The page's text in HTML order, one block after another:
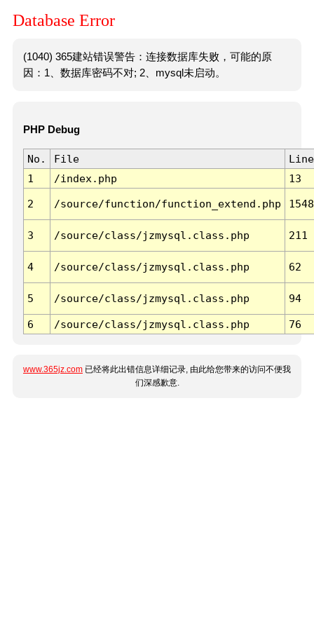
Database Error
(1040) 365建站错误警告：连接数据库失败，可能的原
因：1、数据库密码不对; 2、mysql未启动。
PHP Debug
No. File
Line
1
/index.php 13
2 /source/function/function_extend.php 1548
3 /source/class/jzmysql.class.php 211
4 /source/class/jzmysql.class.php 62
5 /source/class/jzmysql.class.php 94
6 /source/class/jzmysql.class.php 76
www.365jz.com 已经将此出错信息详细记录, 由此给您带来的访问不便我
们深感歉意.